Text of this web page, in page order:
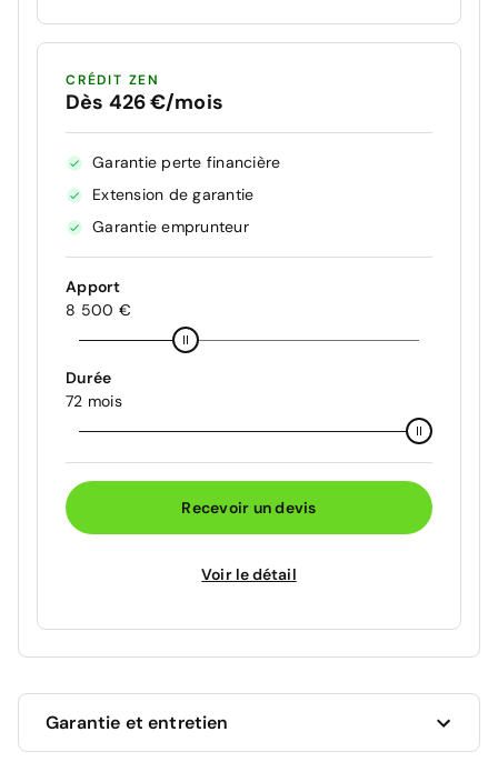
CRÉDIT ZEN
Dès 426 €/mois
Garantie perte financière
Extension de garantie
Garantie emprunteur
Apport
8 500 €
Durée
72 mois
Recevoir un devis
Voir le détail
Garantie et entretien